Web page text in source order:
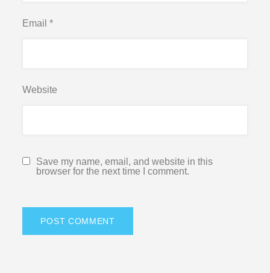
Email*
Website
Save my name, email, and website in this
browser for the next time I comment.